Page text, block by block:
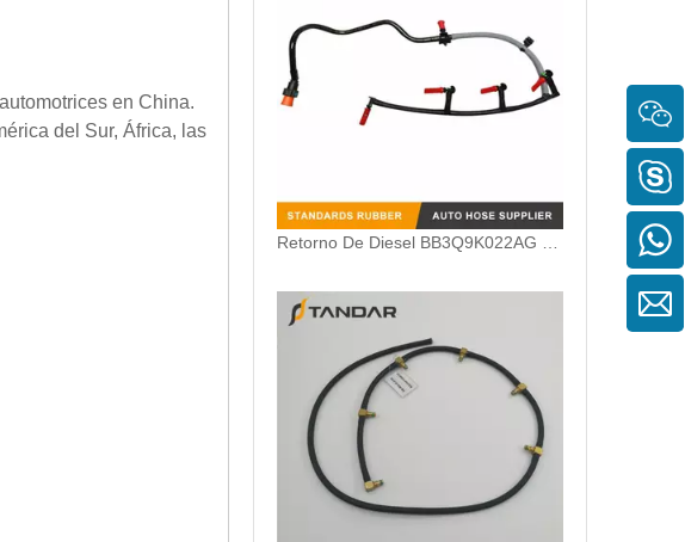
en China.
del Sur, África, las